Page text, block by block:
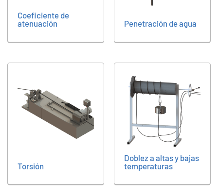
Coeficiente de
atenuación
Penetración de agua
Torsión
Doblez a altas y bajas
temperaturas